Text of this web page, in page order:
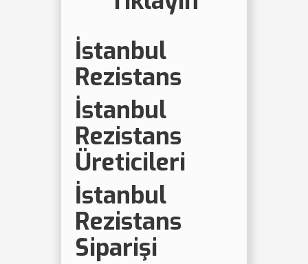
İstanbul
Rezistans
İstanbul
Rezistans
Üreticileri
İstanbul
Rezistans
Siparişi